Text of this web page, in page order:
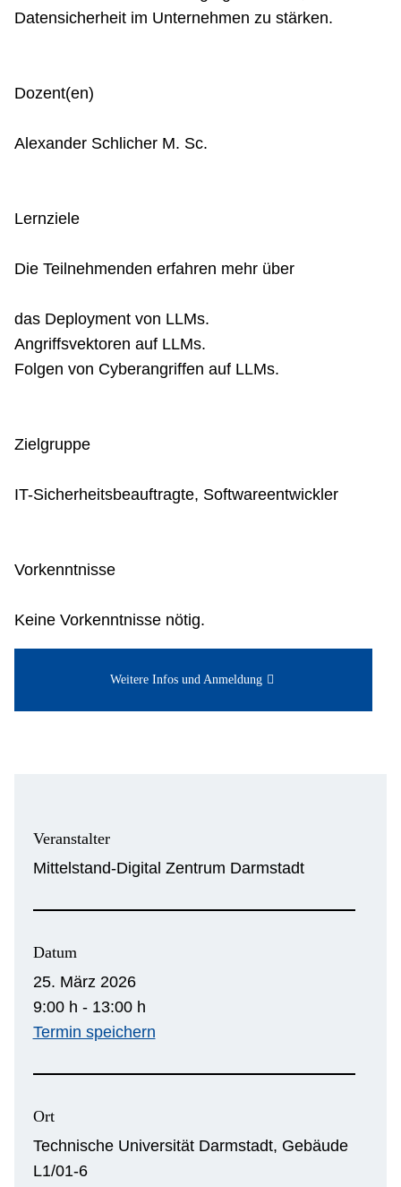
Datensicherheit im Unternehmen zu stärken.
Dozent(en)
Alexander Schlicher M. Sc.
Lernziele
Die Teilnehmenden erfahren mehr über
das Deployment von LLMs.
Angriffsvektoren auf LLMs.
Folgen von Cyberangriffen auf LLMs.
Zielgruppe
IT-Sicherheitsbeauftragte, Softwareentwickler
Vorkenntnisse
Keine Vorkenntnisse nötig.
Weitere Infos und Anmeldung
Veranstalter
Mittelstand-Digital Zentrum Darmstadt
Datum
25. März 2026
9:00 h - 13:00 h
Termin speichern
Ort
Technische Universität Darmstadt, Gebäude
L1/01-6